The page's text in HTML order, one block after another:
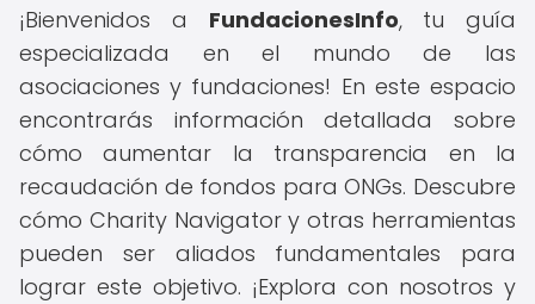
¡Bienvenidos a FundacionesInfo, tu guía
especializada en el mundo de las
asociaciones y fundaciones! En este espacio
encontrarás información detallada sobre
cómo aumentar la transparencia en la
recaudación de fondos para ONGs. Descubre
cómo Charity Navigator y otras herramientas
pueden ser aliados fundamentales para
lograr este objetivo. ¡Explora con nosotros y